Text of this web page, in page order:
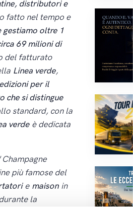
distributori e
fatto nel tempo e
gestiamo oltre 1
69 milioni di
del fatturato
Linea verde,
per il
che si distingue
standard, con la
verdeè dedicata
Champagne
più famose del
emaisonin
la